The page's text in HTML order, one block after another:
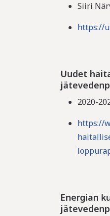
Siiri
https://
Uudet
2020-
https://
Energian